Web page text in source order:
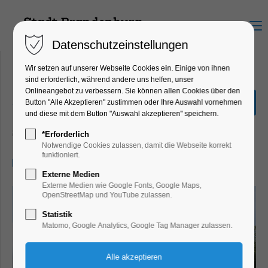
Menu
„Stadtrundfahrt“ 2,0
Stunden
Schiffrundfahrt
Datenschutzeinstellungen
Wir setzen auf unserer Webseite Cookies ein. Einige von ihnen
sind erforderlich, während andere uns helfen, unser
Onlineangebot zu verbessern. Sie können allen Cookies über den
Button "Alle Akzeptieren" zustimmen oder Ihre Auswahl vornehmen
und diese mit dem Button "Auswahl akzeptieren" speichern.
*Erforderlich
Notwendige Cookies zulassen, damit die Webseite korrekt
funktioniert.
Externe Medien
Externe Medien wie Google Fonts, Google Maps,
OpenStreetMap und YouTube zulassen.
Statistik
Matomo, Google Analytics, Google Tag Manager zulassen.